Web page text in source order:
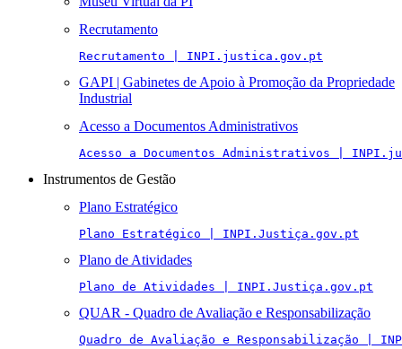
Recrutamento
Recrutamento | INPI.justica.gov.pt
GAPI | Gabinetes de Apoio à Promoção da Propriedade
Industrial
Acesso a Documentos Administrativos
Acesso a Documentos Administrativos |
Instrumentos de Gestão
Plano Estratégico
Plano Estratégico | INPI.Justiça.gov.pt
Plano de Atividades
Plano de Atividades | INPI.Justiça.gov.pt
QUAR - Quadro de Avaliação e Responsabilização
Quadro de Avaliação e Responsabilização |